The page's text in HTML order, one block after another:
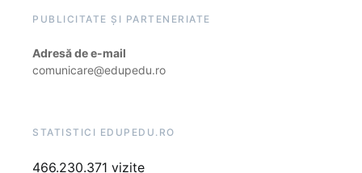
PUBLICITATE ȘI PARTENERIATE
Adresă de e-mail
comunicare@edupedu.ro
STATISTICI EDUPEDU.RO
466.230.371 vizite